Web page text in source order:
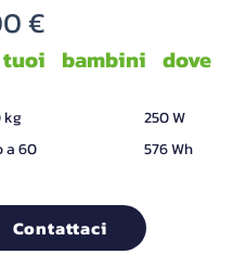
€
bambini dove
kg
a 60
576 Wh
250 W
Contattaci